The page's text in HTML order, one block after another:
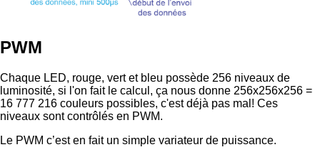
PWM
Chaque LED, rouge, vert et bleu possède 256 niveaux de
luminosité, si l'on fait le calcul, ça nous donne 256x256x256 =
16 777 216 couleurs possibles, c'est déjà pas mal! Ces
niveaux sont contrôlés en PWM.
Le PWM c’est en fait un simple variateur de puissance.